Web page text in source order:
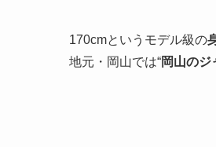
170cmというモデル級の
地元・岡山では“岡山のジ